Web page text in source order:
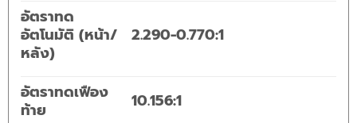
อัตราทด
อัตโนมัติ (หน้า/
หลัง)
2.290-0.770:1
อัตราทดเฟือง
ท้าย
10.156:1